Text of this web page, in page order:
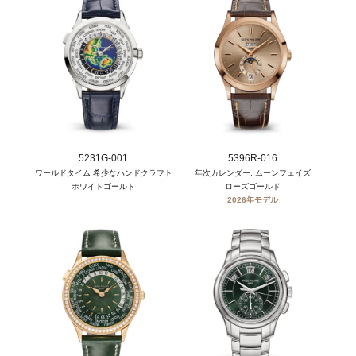
5231G-001
ワールドタイム 希少なハンドクラフト
ホワイトゴールド
5396R-016
年次カレンダー, ムーンフェイズ
ローズゴールド
2026年モデル